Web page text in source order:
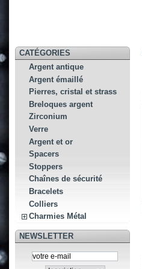
CATÉGORIES
Argent antique
Argent émaillé
Pierres, cristal et strass
Breloques argent
Zirconium
Verre
Argent et or
Spacers
Stoppers
Chaînes de sécurité
Bracelets
Colliers
Charmies Métal
NEWSLETTER